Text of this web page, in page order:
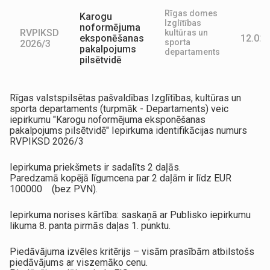
RVPIKSD
2026/3
Karogu
noformējuma
eksponēšanas
pakalpojums
pilsētvidē
Rīgas domes
Izglītības
kultūras un
sporta
departaments
Rīgas valstspilsētas pašvaldības Izglītības, kultūras un
sporta departaments (turpmāk - Departaments) veic
iepirkumu "Karogu noformējuma eksponēšanas
pakalpojums pilsētvidē" Iepirkuma identifikācijas numurs
RVPIKSD 2026/3
Iepirkuma priekšmets ir sadalīts 2 daļās.
Paredzamā kopējā līgumcena par 2 daļām ir līdz EUR
100000 (bez PVN).
Iepirkuma norises kārtība: saskaņā ar Publisko iepirkumu
likuma 8. panta pirmās daļas 1. punktu.
Piedāvājuma izvēles kritērijs – visām prasībām atbilstošs
piedāvājums ar viszemāko cenu.